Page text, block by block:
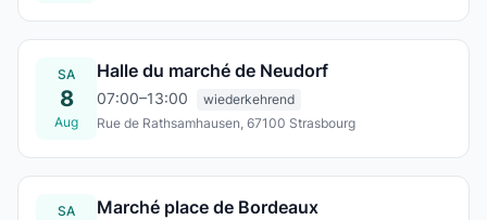
SA
8
Aug
Halle du marché de Neudorf
07:00–13:00
wiederkehrend
Rue de Rathsamhausen, 67100 Strasbourg
SA Marché place de Bordeaux